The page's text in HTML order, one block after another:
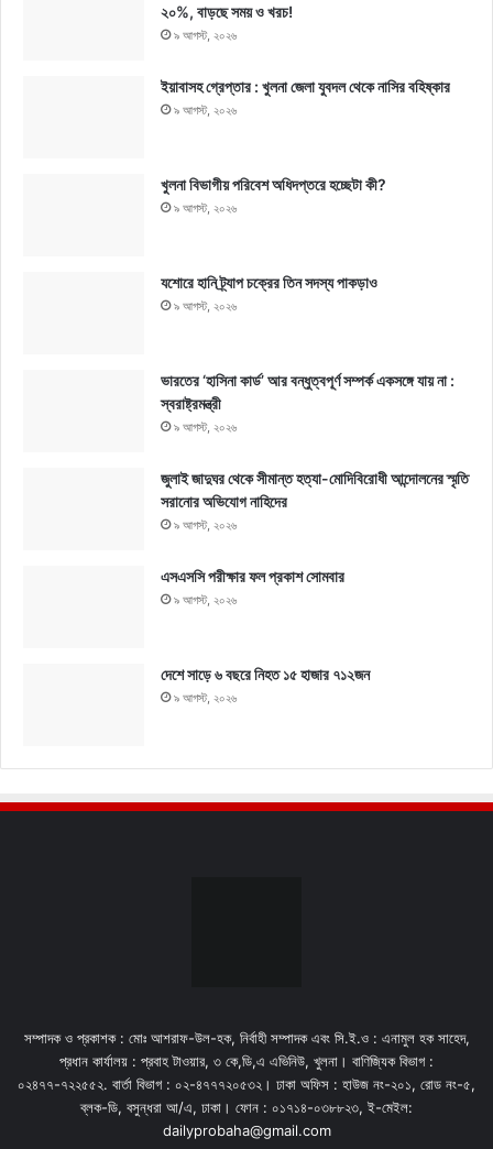
২০%, বাড়ছে সময় ও খরচ!
৯ আগস্ট, ২০২৬
ইয়াবাসহ গ্রেপ্তার : খুলনা জেলা যুবদল থেকে নাসির বহিষ্কার
৯ আগস্ট, ২০২৬
খুলনা বিভাগীয় পরিবেশ অধিদপ্তরে হচ্ছেটা কী?
৯ আগস্ট, ২০২৬
যশোরে হানি ট্র্যাপ চক্রের তিন সদস্য পাকড়াও
৯ আগস্ট, ২০২৬
ভারতের ‘হাসিনা কার্ড’ আর বন্ধুত্বপূর্ণ সম্পর্ক একসঙ্গে যায় না :
স্বরাষ্ট্রমন্ত্রী
৯ আগস্ট, ২০২৬
জুলাই জাদুঘর থেকে সীমান্ত হত্যা-মোদিবিরোধী আন্দোলনের স্মৃতি
সরানোর অভিযোগ নাহিদের
৯ আগস্ট, ২০২৬
এসএসসি পরীক্ষার ফল প্রকাশ সোমবার
৯ আগস্ট, ২০২৬
দেশে সাড়ে ৬ বছরে নিহত ১৫ হাজার ৭১২জন
৯ আগস্ট, ২০২৬
সম্পাদক ও প্রকাশক : মোঃ আশরাফ-উল-হক, নির্বাহী সম্পাদক এবং সি.ই.ও : এনামুল হক সাহেদ,
প্রধান কার্যালয় : প্রবাহ টাওয়ার, ৩ কে,ডি,এ এভিনিউ, খুলনা। বাণিজ্যিক বিভাগ :
০২৪৭৭-৭২২৫৫২. বার্তা বিভাগ : ০২-৪৭৭৭২০৫৩২। ঢাকা অফিস : হাউজ নং-২০১, রোড নং-৫,
ব্লক-ডি, বসুন্ধরা আ/এ, ঢাকা। ফোন : ০১৭১৪-০৩৮৮২৩, ই-মেইল:
dailyprobaha@gmail.com